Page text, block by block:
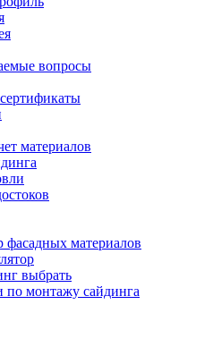
вопросы
материалов
фасадных материалов
выбрать
по монтажу сайдинга